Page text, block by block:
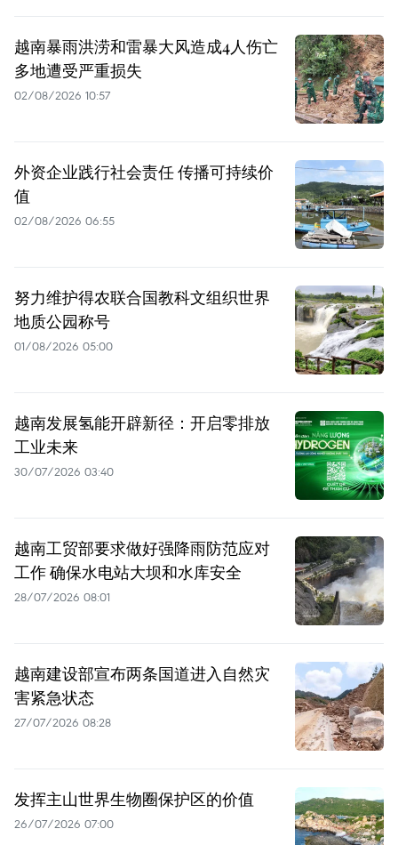
越南暴雨洪涝和雷暴大风造成4人伤亡
多地遭受严重损失
02/08/2026 10:57
外资企业践行社会责任 传播可持续价
值
02/08/2026 06:55
努力维护得农联合国教科文组织世界
地质公园称号
01/08/2026 05:00
越南发展氢能开辟新径：开启零排放
工业未来
30/07/2026 03:40
越南工贸部要求做好强降雨防范应对
工作 确保水电站大坝和水库安全
28/07/2026 08:01
越南建设部宣布两条国道进入自然灾
害紧急状态
27/07/2026 08:28
发挥主山世界生物圈保护区的价值
26/07/2026 07:00